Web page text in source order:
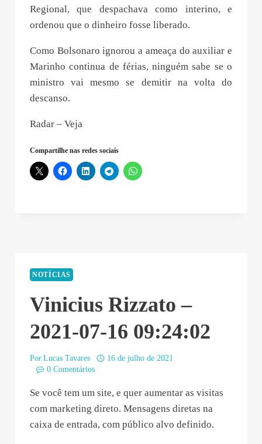
Regional, que despachava como interino, e
ordenou que o dinheiro fosse liberado.
Como Bolsonaro ignorou a ameaça do auxiliar e
Marinho continua de férias, ninguém sabe se o
ministro vai mesmo se demitir na volta do
descanso.
Radar – Veja
Compartilhe nas redes sociais
NOTÍCIAS
Vinicius Rizzato –
2021-07-16 09:24:02
Por Lucas Tavares
16 de julho de 2021
0 Comentários
Se você tem um site, e quer aumentar as visitas
com marketing direto. Mensagens diretas na
caixa de entrada, com público alvo definido.